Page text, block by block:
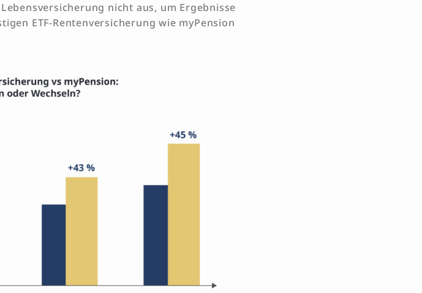
nicht aus, um Ergebnisse
ETF-Rentenversicherung wie myPension